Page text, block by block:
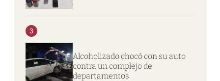
3
Alcoholizado chocó con su auto
contra un complejo de
departamentos